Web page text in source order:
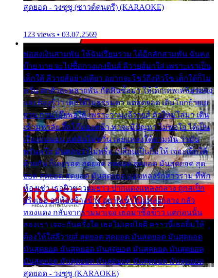
สุดยอด - วงซูซู (ซาวด์ดนตรี) (KARAOKE)
123 views • 03.07.2569
พ่อส่งเงินสามพัน ให้ฉันเรียนราม ได้อีกสักสามพัน ฉันคง
บ๊าย บาย จะไปซื้อกางเกงยีนส์ ลีวายส์มาใส่ เพราะเราเป็น
เด็กใต้ ลีวายส์อย่างเดียว อยากจะโชว์ถึงหิวโซ เด็กใต้ก็ไม่
หวั่น ตกตัวละหลายพัน กัดฟันซื้อมา ให้เด็กเทพเหลียวมอง
และต้องรู้ว่า เด็กใต้ไม่ธรรมดา แต่สุดยอด เดินโยกย้ายเย
ยวน กวนโอ๊ยพอได้ เพราะว่านุ่งลีวายส์ ตัวใหม่ใส่มา เดิน
เข้ามหาลัย จิ๊กโก๊มองหน้า ท่าจะมีปัญหา ไม่พอใจ ได้เป็น
เรื่องแน่นอน แต่ฉันไม่หวั่น เลยแหลงใต้ถามมัน ว่ามัน
พรั่นพรือ มันตอบว่าไม่พรื่อ เปลี่ยนเป็นยิ้มให้ เจอะเด็กใต้
ด้วยกัน ก็เลยรอด สุดยอด สุดยอด สุดยอด มันสุดยอด สุด
ยอด สุดยอด สุดยอด มันสุดยอด แอบหลงรักสาวราม ที่พัก
ห้องเช่า เธอผิวขาวผมยาว ปากแดงแหลงกลาง ถูกสเป็ก
จริงเธอ อยู่ห้องข้างข้าง อยากเข้าไปแหลงกลาง กลัว
ทองแดง กลับจากรามมาเจอ เธอมาซื้อข้าว แต่ก่อนนั้น
สองเรา เจอะกันครั้งใด เธอไม่เคยไยดี คราวนี้เธอยิ้มให้
ต้องให้ใส่ลีวายส์ สุดยอด สุดยอด มันสุดยอด มันสุดยอด
มันสุดยอด มันสุดยอด มันสุดยอด มันสุดยอด มันสุดยอด
มันสุดยอด มันสุดยอด มันสุดยอด มันสุดยอด มันสุดยอด
สุดยอด - วงซูซู (KARAOKE)